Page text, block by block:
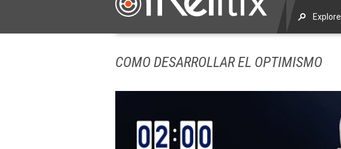
COMO DESARROLLAR EL OPTIMISMO
Explore